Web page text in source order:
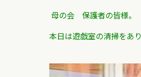
母の会 保護者の皆様。
本日は遊戯室の清掃をあ